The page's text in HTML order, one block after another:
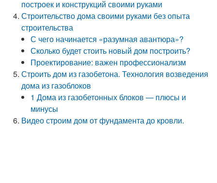
построек и конструкций своими руками
Строительство дома своими руками без опыта
строительства
С чего начинается «разумная авантюра»?
Сколько будет стоить новый дом построить?
Проектирование: важен профессионализм
Строить дом из газобетона. Технология возведения
дома из газоблоков
1 Дома из газобетонных блоков — плюсы и
минусы
Видео строим дом от фундамента до кровли.